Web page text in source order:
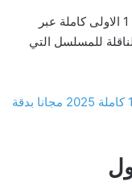
يمكن مشاهدة مسلسل نسمات ايلول الحلقة 1 الاولى كاملة عبر
للمسلسل التي
مسلسل معاوية بن سفيان الحلقة 1 كاملة 2025 مجانا بدقة